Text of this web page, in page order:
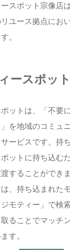
スポット宗像店
ユース拠点にお
。
ースポッ
ットは、「不要
を地域のコミュ
ービスです。持
ットに持ち込む
することができ
、持ち込まれた
モティー」で検
ることでマッチ
す。